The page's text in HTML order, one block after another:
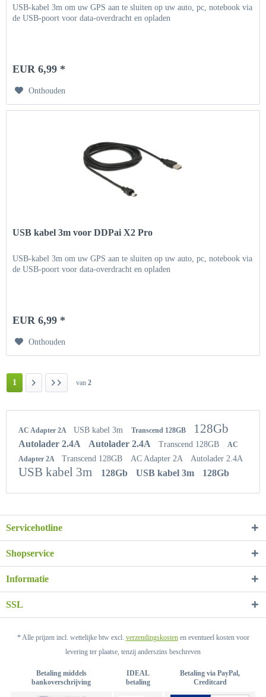
USB-kabel 3m om uw GPS aan te sluiten op uw auto, pc, notebook via
de USB-poort voor data-overdracht en opladen
EUR 6,99 *
Onthouden
USB kabel 3m voor DDPai X2 Pro
USB-kabel 3m om uw GPS aan te sluiten op uw auto, pc, notebook via
de USB-poort voor data-overdracht en opladen
EUR 6,99 *
Onthouden
1 van 2
AC Adapter 2A USB kabel 3m Transcend 128GB 128Gb
Autolader 2.4A Autolader 2.4A Transcend 128GB
AC
Adapter 2A
Transcend 128GB AC Adapter 2A Autolader 2.4A
USB kabel 3m 128Gb USB kabel 3m 128Gb
Servicehotline
Shopservice
Informatie
SSL
* Alle prijzen incl. wettelijke btw excl. verzendingskostenen eventueel kosten voor
levering ter plaatse, tenzij anderszins beschreven
Betaling middels
bankoverschrijving
IDEAL
betaling
Betaling via PayPal,
Creditcard